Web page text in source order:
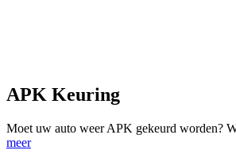
APK Keuring
Moet uw auto weer APK gekeurd worden?
meer